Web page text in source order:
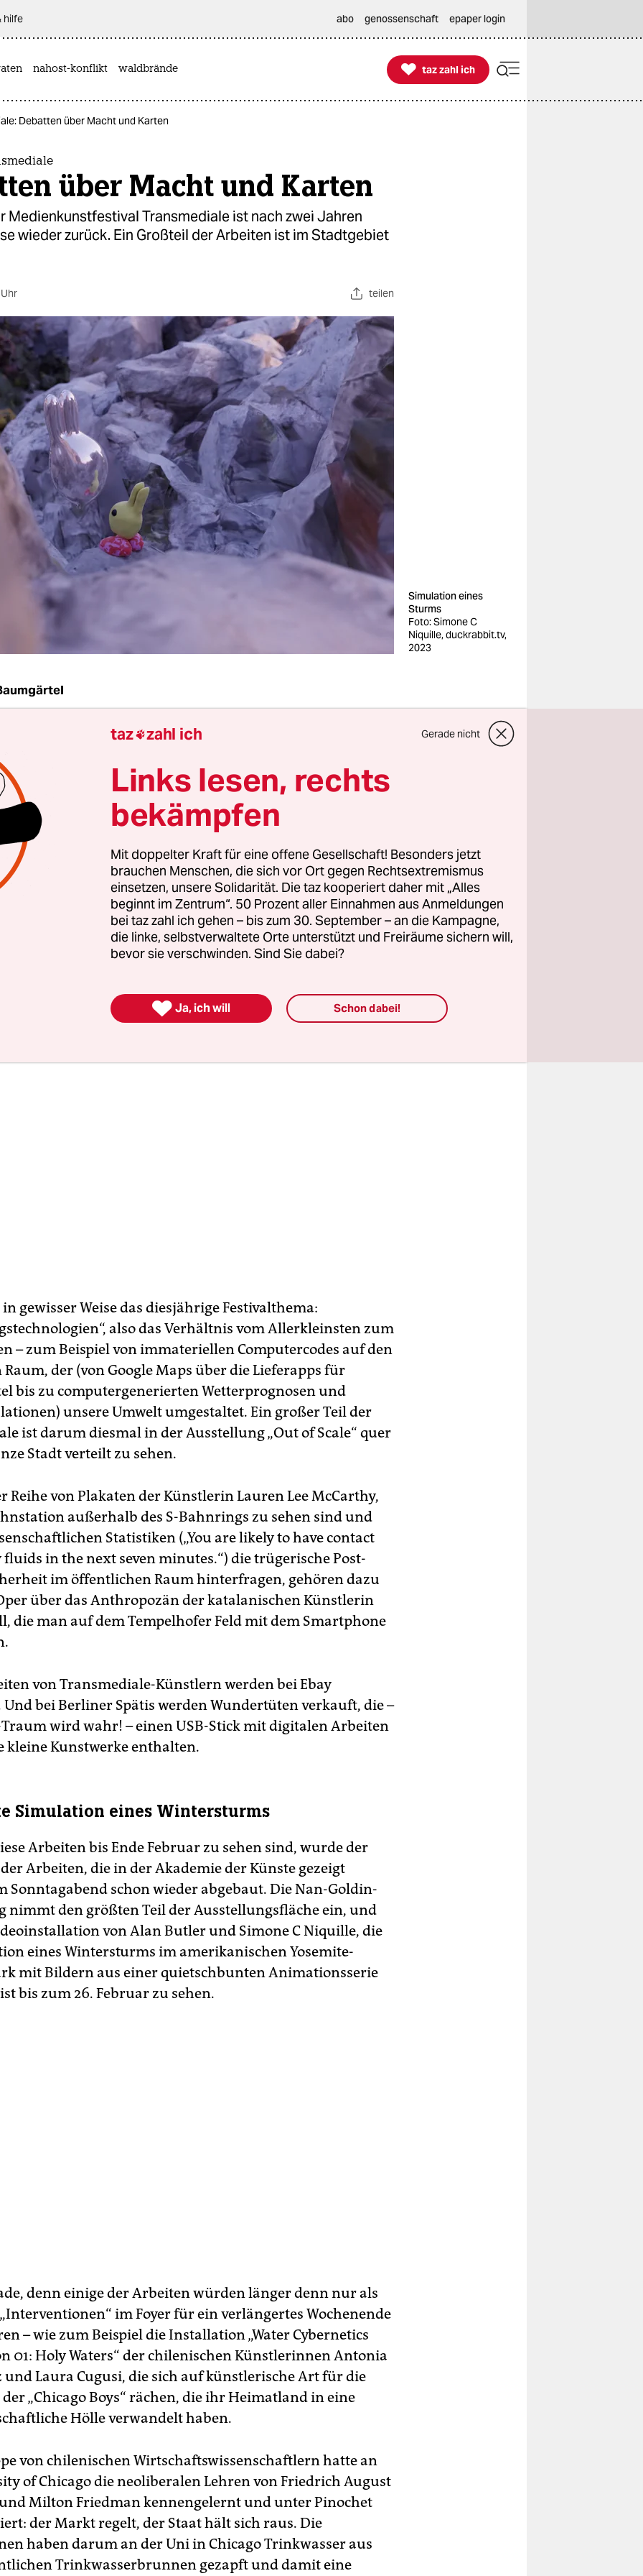
hilfe abo genossenschaft epaper login
nahost-konflikt waldbrände 
taz zahl ich
taz zahl ich
Debatten über Macht und Karten
über Macht und Karten
Medienkunstfestival Transmediale ist nach zwei Jahren
wieder zurück. Ein Großteil der Arbeiten ist im Stadtgebiet
teilen
Simulation eines
Sturms
Foto: Simone C
Niquille, duckrabbit.tv,
2023
Jahren Coronapause ist die Transmediale zurück – und wie!
Berliner Medienkunstfestival 2021 und 2022 vorwiegend
hatte man sich diesmal für Ausstellung und
in der Akademie der Künste am Hanseatenweg
Und während viele Theater, Kinos und Museen ihr Vor-
noch nicht von der Couch zurück in die
bewegen konnten, standen bei der Eröffnung der
die Besucher um den Block.
hat sein internationales Publikum trotz Pandemie halten
die medienaffinsten Menschen haben offenbar wieder
gewisser Weise das diesjährige Festivalthema:
also das Verhältnis vom Allerkleinsten zum
– zum Beispiel von immateriellen Computercodes auf den
Raum, der (von Google Maps über die Lieferapps für
bis zu computergenerierten Wetterprognosen und
unsere Umwelt umgestaltet. Ein großer Teil der
ist darum diesmal in der Ausstellung „Out of Scale“ quer
Stadt verteilt zu sehen.
Reihe von Plakaten der Künstlerin Lauren Lee McCarthy,
außerhalb des S-Bahnrings zu sehen sind und
Statistiken („You are likely to have contact
in the next seven minutes.“) die trügerische Post-
im öffentlichen Raum hinterfragen, gehören dazu
über das Anthropozän der katalanischen Künstlerin
die man auf dem Tempelhofer Feld mit dem Smartphone
von Transmediale-Künstlern werden bei Ebay
Und bei Berliner Spätis werden Wundertüten verkauft, die –
wird wahr! – einen USB-Stick mit digitalen Arbeiten
kleine Kunstwerke enthalten.
Simulation eines Wintersturms
Arbeiten bis Ende Februar zu sehen sind, wurde der
Arbeiten, die in der Akademie der Künste gezeigt
Sonntagabend schon wieder abgebaut. Die Nan-Goldin-
nimmt den größten Teil der Ausstellungsfläche ein, und
von Alan Butler und Simone C Niquille, die
eines Wintersturms im amerikanischen Yosemite-
mit Bildern aus einer quietschbunten Animationsserie
bis zum 26. Februar zu sehen.
denn einige der Arbeiten würden länger denn nur als
im Foyer für ein verlängertes Wochenende
– wie zum Beispiel die Installation „Water Cybernetics
01: Holy Waters“ der chilenischen Künstlerinnen Antonia
Laura Cugusi, die sich auf künstlerische Art für die
„Chicago Boys“ rächen, die ihr Heimatland in eine
Hölle verwandelt haben.
von chilenischen Wirtschaftswissenschaftlern hatte an
of Chicago die neoliberalen Lehren von Friedrich August
Milton Friedman kennengelernt und unter Pinochet
der Markt regelt, der Staat hält sich raus. Die
haben darum an der Uni in Chicago Trinkwasser aus
Trinkwasserbrunnen gezapft und damit eine
taz zahl ich Gerade nicht
Links lesen, rechts
bekämpfen
Mit doppelter Kraft für eine offene Gesellschaft! Besonders jetzt
brauchen Menschen, die sich vor Ort gegen Rechtsextremismus
einsetzen, unsere Solidarität. Die taz kooperiert daher mit „Alles
beginnt im Zentrum“. 50 Prozent aller Einnahmen aus Anmeldungen
bei taz zahl ich gehen – bis zum 30. September – an die Kampagne,
die linke, selbstverwaltete Orte unterstützt und Freiräume sichern will,
bevor sie verschwinden. Sind Sie dabei?
 Ja, ich will Schon dabei!